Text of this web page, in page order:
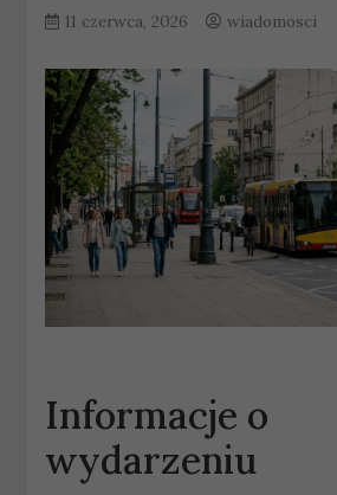
11 czerwca, 2026 wiadomosci
Informacje o
wydarzeniu